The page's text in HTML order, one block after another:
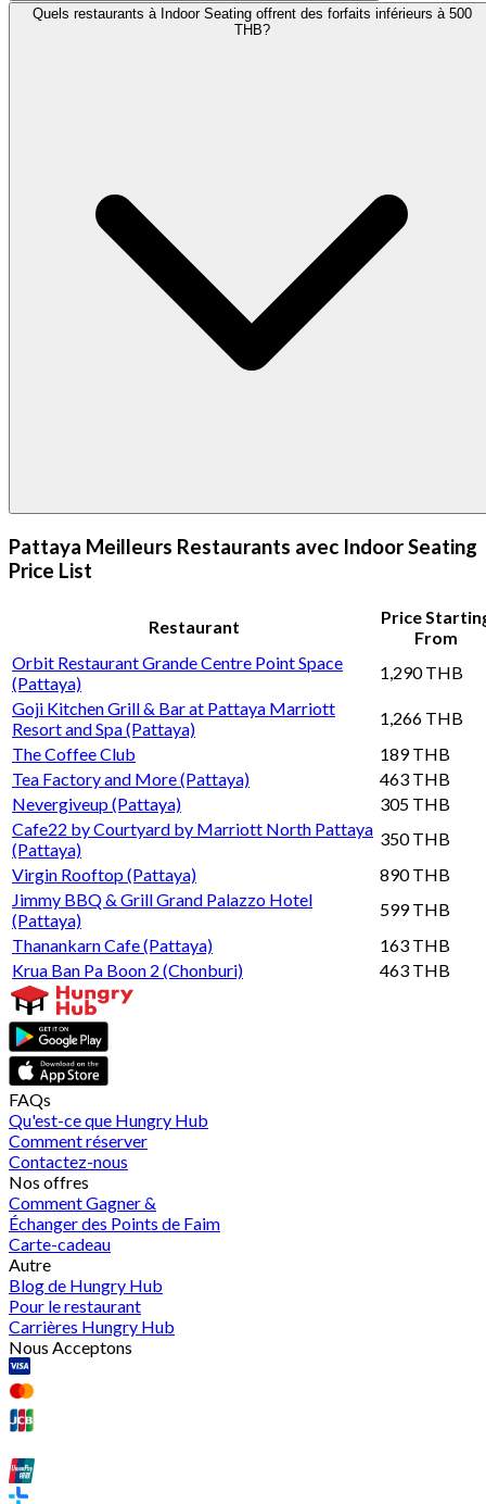
Quels restaurants à Indoor Seating offrent des forfaits inférieurs à 500
THB?
Pattaya Meilleurs Restaurants avec Indoor Seating
Price List
Restaurant
Price
From
Orbit Restaurant Grande Centre Point Space
(Pattaya)
1,290 THB
Goji Kitchen Grill & Bar at Pattaya Marriott
Resort and Spa (Pattaya)
1,266 THB
The Coffee Club
189 THB
Tea Factory and More (Pattaya)
463 THB
Nevergiveup (Pattaya)
305 THB
Cafe22 by Courtyard by Marriott North Pattaya
(Pattaya)
350 THB
Virgin Rooftop (Pattaya)
890 THB
Jimmy BBQ & Grill Grand Palazzo Hotel
(Pattaya)
599 THB
Thanankarn Cafe (Pattaya)
163 THB
Krua Ban Pa Boon 2 (Chonburi)
463 THB
FAQs
Qu'est-ce que Hungry Hub
Comment réserver
Contactez-nous
Nos offres
Comment Gagner &
Échanger des Points de Faim
Carte-cadeau
Autre
Blog de Hungry Hub
Pour le restaurant
Carrières Hungry Hub
Nous Acceptons